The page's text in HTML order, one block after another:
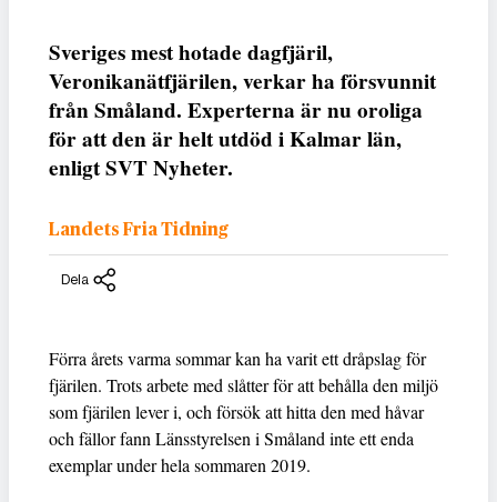
Sveriges mest hotade dagfjäril,
Veronikanätfjärilen, verkar ha försvunnit
från Småland. Experterna är nu oroliga
för att den är helt utdöd i Kalmar län,
enligt SVT Nyheter.
Landets Fria Tidning
Dela
Förra årets varma sommar kan ha varit ett dråpslag för
fjärilen. Trots arbete med slåtter för att behålla den miljö
som fjärilen lever i, och försök att hitta den med håvar
och fällor fann Länsstyrelsen i Småland inte ett enda
exemplar under hela sommaren 2019.